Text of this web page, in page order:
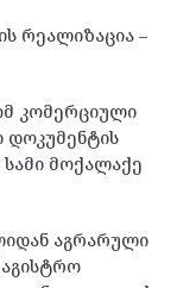
რეალიზაცია –
კომერციული
დოკუმენტის
მოქალაქე
აგრარული